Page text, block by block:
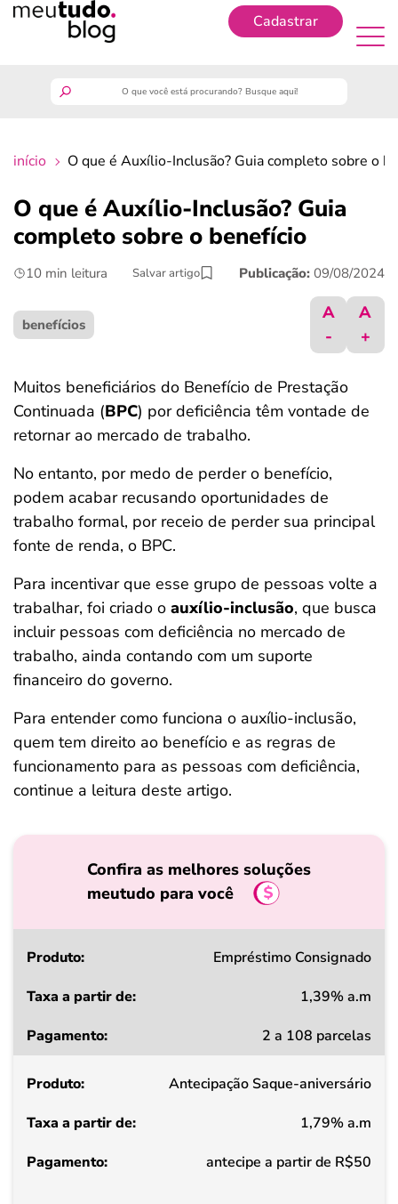
Cadastrar
finanças
benefícios
crédito fácil
ferramentas
início O que é Auxílio-Inclusão? Guia completo sobre o
O que é Auxílio-Inclusão? Guia
completo sobre o benefício
10 min leitura Salvar artigo Publicação: 09/08/2024
benefícios
A
-
A
+
Muitos beneficiários do Benefício de Prestação
Continuada (BPC) por deficiência têm vontade de
retornar ao mercado de trabalho.
No entanto, por medo de perder o benefício,
podem acabar recusando oportunidades de
trabalho formal, por receio de perder sua principal
fonte de renda, o BPC.
Para incentivar que esse grupo de pessoas volte a
trabalhar, foi criado o auxílio-inclusão, que busca
incluir pessoas com deficiência no mercado de
trabalho, ainda contando com um suporte
financeiro do governo.
Para entender como funciona o auxílio-inclusão,
quem tem direito ao benefício e as regras de
funcionamento para as pessoas com deficiência,
continue a leitura deste artigo.
Confira as melhores soluções
meutudo para você
Produto
a
de
Pagamento
Empréstimo Consignado
1,39% a.m
2 a 108 parcelas
Antecipação Saque-aniversário
1,79% a.m
antecipe a partir de R$50